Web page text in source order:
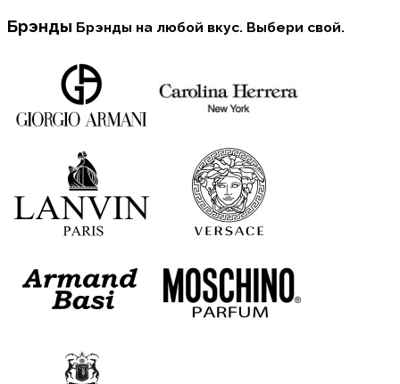
Брэнды Брэнды на любой вкус. Выбери свой.